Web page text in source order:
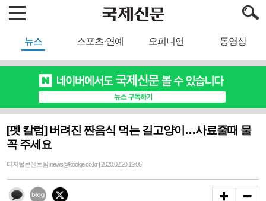
뉴스 스포츠·연예 오피니언 동영상
[펫 칼럼] 버려진 짠음식 먹는 길고양이…사료줄때 물
꼭 주세요
디지털콘텐츠팀 inews@kookje.co.kr | 2020.02.20 19:06